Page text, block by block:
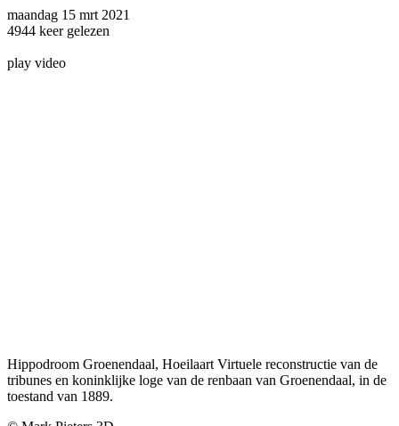
maandag 15 mrt 2021
4944 keer gelezen
play video
Hippodroom Groenendaal, Hoeilaart Virtuele reconstructie van de
tribunes en koninklijke loge van de renbaan van Groenendaal, in de
toestand van 1889.